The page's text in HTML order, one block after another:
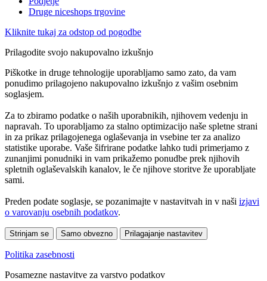
Druge niceshops trgovine
Kliknite tukaj za odstop od pogodbe
Prilagodite svojo nakupovalno izkušnjo
Piškotke in druge tehnologije uporabljamo samo zato, da vam
ponudimo prilagojeno nakupovalno izkušnjo z vašim osebnim
soglasjem.
Za to zbiramo podatke o naših uporabnikih, njihovem vedenju in
napravah. To uporabljamo za stalno optimizacijo naše spletne strani
in za prikaz prilagojenega oglaševanja in vsebine ter za analizo
statistike uporabe. Vaše šifrirane podatke lahko tudi primerjamo z
zunanjimi ponudniki in vam prikažemo ponudbe prek njihovih
spletnih oglaševalskih kanalov, le če njihove storitve že uporabljate
sami.
Preden podate soglasje, se pozanimajte v nastavitvah in v naši izjavi
o varovanju osebnih podatkov.
Strinjam se Samo obvezno Prilagajanje nastavitev
Politika zasebnosti
Posamezne nastavitve za varstvo podatkov